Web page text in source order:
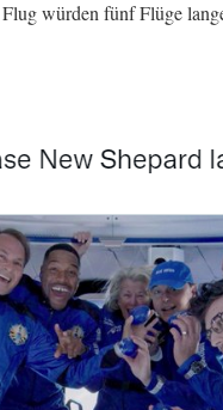
würden fünf Flüge